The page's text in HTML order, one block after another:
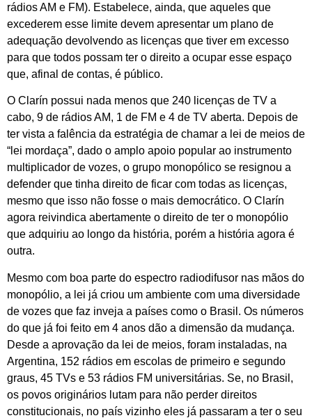
rádios AM e FM). Estabelece, ainda, que aqueles que
excederem esse limite devem apresentar um plano de
adequação devolvendo as licenças que tiver em excesso
para que todos possam ter o direito a ocupar esse espaço
que, afinal de contas, é público.
O Clarín possui nada menos que 240 licenças de TV a
cabo, 9 de rádios AM, 1 de FM e 4 de TV aberta. Depois de
ter vista a falência da estratégia de chamar a lei de meios de
“lei mordaça”, dado o amplo apoio popular ao instrumento
multiplicador de vozes, o grupo monopólico se resignou a
defender que tinha direito de ficar com todas as licenças,
mesmo que isso não fosse o mais democrático. O Clarín
agora reivindica abertamente o direito de ter o monopólio
que adquiriu ao longo da história, porém a história agora é
outra.
Mesmo com boa parte do espectro radiodifusor nas mãos do
monopólio, a lei já criou um ambiente com uma diversidade
de vozes que faz inveja a países como o Brasil. Os números
do que já foi feito em 4 anos dão a dimensão da mudança.
Desde a aprovação da lei de meios, foram instaladas, na
Argentina, 152 rádios em escolas de primeiro e segundo
graus, 45 TVs e 53 rádios FM universitárias. Se, no Brasil,
os povos originários lutam para não perder direitos
constitucionais, no país vizinho eles já passaram a ter o seu